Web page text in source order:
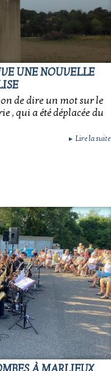
UNE NOUVELLE
de dire un mot sur le
, qui a été déplacée du
► Lire la suite